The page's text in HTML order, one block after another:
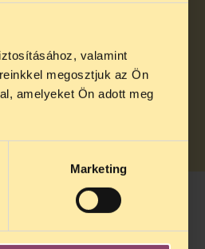
valamint
megosztjuk az Ön
amelyeket Ön adott meg
Marketing
határozatot